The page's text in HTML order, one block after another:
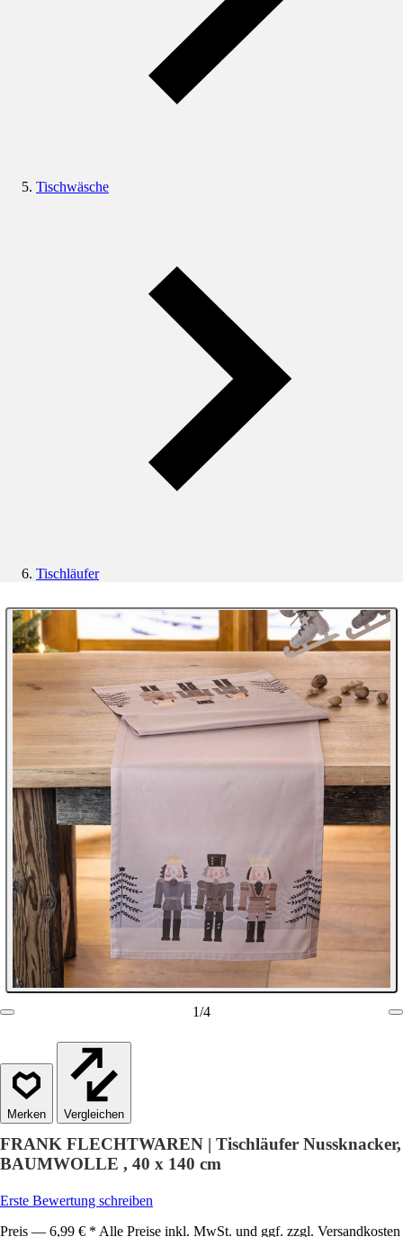
Tischwäsche
Tischläufer
1/4
Vergleichen
FRANK FLECHTWAREN | Tischläufer Nussknacker,
BAUMWOLLE , 40 x 140 cm
Erste Bewertung schreiben
Preis — 6,99 € * Alle Preise inkl. MwSt. und ggf. zzgl. Versandkosten